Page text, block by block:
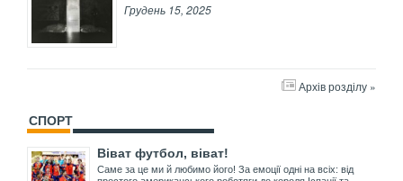
Грудень 15, 2025
Архів розділу »
СПОРТ
Віват футбол, віват!
Саме за це ми й любимо його! За емоції одні на всіх: від